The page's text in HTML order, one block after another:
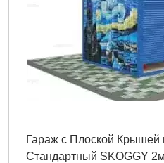
Гараж с Плоской Крышей
Стандартный SKOGGY 2м